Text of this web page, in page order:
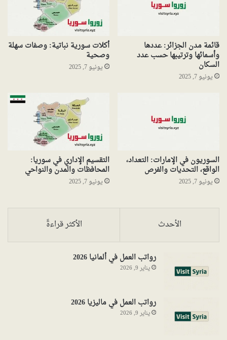
قائمة مدن الجزائر: عددها
وأسمائها وترتيبها حسب عدد
السكان
يونيو 7, 2025
أكلات سورية نباتية: وصفات سهلة
وصحية
يونيو 7, 2025
السوريون في الإمارات: التعداد،
الواقع، التحديات والفرص
يونيو 7, 2025
التقسيم الإداري في سوريا:
المحافظات والمدن والنواحي
يونيو 7, 2025
الأحدث الأكثر قراءةً
رواتب العمل في ألمانيا 2026
يناير 9, 2026
رواتب العمل في ماليزيا 2026
يناير 9, 2026